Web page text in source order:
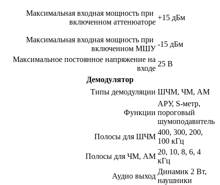
Максимальная входная мощность при
включенном аттенюаторе
+15 дБм
Максимальная входная мощность при
включенном МШУ
-15 дБм
Максимальное постоянное напряжение на
входе
25 В
Демодулятор
Типы демодуляции ШЧМ, ЧМ, АМ
Функции
АРУ, S-метр,
пороговый
шумоподавитель
Полосы для ШЧМ
400, 300, 200,
100 кГц
Полосы для ЧМ, АМ
20, 10, 8, 6, 4
кГц
Аудио выход
Динамик 2 Вт,
наушники